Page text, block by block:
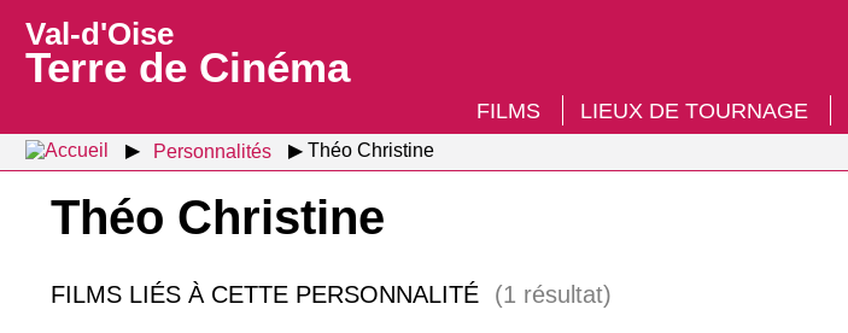
Val-d'Oise
Terre de Cinéma
FILMS LIEUX DE TOURNAGE
Personnalités Théo Christine
Théo Christine
FILMS LIÉS À CETTE PERSONNALITÉ (1 résultat)